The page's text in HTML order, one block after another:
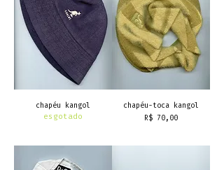
chapéu kangol
esgotado
chapéu-toca kangol
Preço
R$ 70,00